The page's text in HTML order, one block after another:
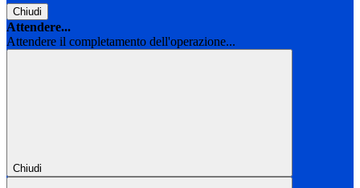
Chiudi
Attendere...
Attendere il completamento dell'operazione...
Chiudi